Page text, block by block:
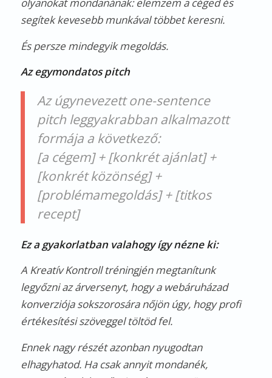
olyanokat mondanának: elemzem a céged és
segítek kevesebb munkával többet keresni.
És persze mindegyik megoldás.
Az egymondatos pitch
Az úgynevezett one-sentence
pitch leggyakrabban alkalmazott
formája a következő:
[a cégem] + [konkrét ajánlat] +
[konkrét közönség] +
[problémamegoldás] + [titkos
recept]
Ez a gyakorlatban valahogy így nézne ki:
A Kreatív Kontrolltréningjénmegtanítunk
legyőzni az árversenyt, hogy a webáruházad
konverziója sokszorosára nőjön úgy, hogy profi
értékesítési szöveggel töltöd fel.
Ennek nagy részét azonban nyugodtan
elhagyhatod. Ha csak annyit mondanék,